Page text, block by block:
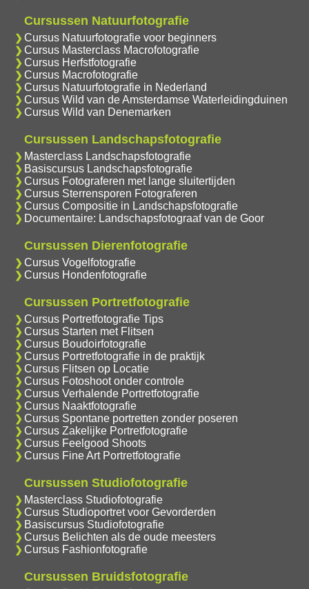
Cursussen Natuurfotografie
Cursus Natuurfotografie voor beginners
Cursus Masterclass Macrofotografie
Cursus Herfstfotografie
Cursus Macrofotografie
Cursus Natuurfotografie in Nederland
Cursus Wild van de Amsterdamse Waterleidingduinen
Cursus Wild van Denemarken
Cursussen Landschapsfotografie
Masterclass Landschapsfotografie
Basiscursus Landschapsfotografie
Cursus Fotograferen met lange sluitertijden
Cursus Sterrensporen Fotograferen
Cursus Compositie in Landschapsfotografie
Documentaire: Landschapsfotograaf van de Goor
Cursussen Dierenfotografie
Cursus Vogelfotografie
Cursus Hondenfotografie
Cursussen Portretfotografie
Cursus Portretfotografie Tips
Cursus Starten met Flitsen
Cursus Boudoirfotografie
Cursus Portretfotografie in de praktijk
Cursus Flitsen op Locatie
Cursus Fotoshoot onder controle
Cursus Verhalende Portretfotografie
Cursus Naaktfotografie
Cursus Spontane portretten zonder poseren
Cursus Zakelijke Portretfotografie
Cursus Feelgood Shoots
Cursus Fine Art Portretfotografie
Cursussen Studiofotografie
Masterclass Studiofotografie
Cursus Studioportret voor Gevorderden
Basiscursus Studiofotografie
Cursus Belichten als de oude meesters
Cursus Fashionfotografie
Cursussen Bruidsfotografie